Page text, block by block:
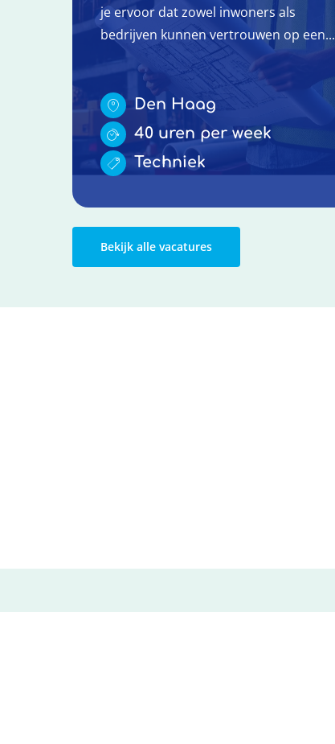
je ervoor dat zowel inwoners als
bedrijven kunnen vertrouwen op een...
Den Haag
40 uren per week
Techniek
Bekijk alle vacatures